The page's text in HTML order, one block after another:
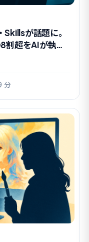
が話題に。
割超をAIが執
分